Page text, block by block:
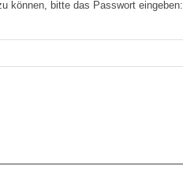
können, bitte das Passwort eingeben: